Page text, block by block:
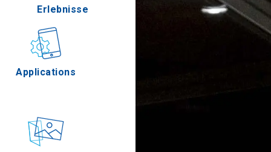
Gastronomie
Ereignisse
Applications
Erlebnisse